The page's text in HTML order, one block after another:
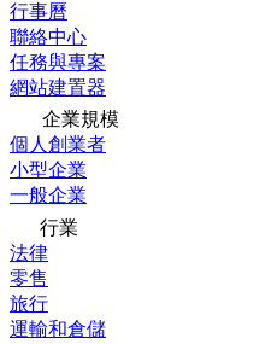
行事曆
聯絡中心
任務與專案
網站建置器
企業規模
個人創業者
小型企業
一般企業
行業
法律
零售
旅行
運輸和倉儲